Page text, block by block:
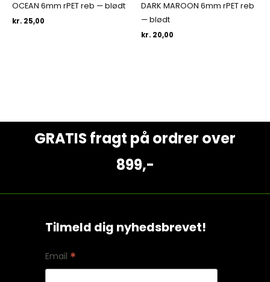
OCEAN 6mm rPET reb — blødt
kr. 25,00
DARK MAROON 6mm rPET reb
— blødt
kr. 20,00
GRATIS fragt på ordrer over
899,-
Tilmeld dig nyhedsbrevet!
Email *